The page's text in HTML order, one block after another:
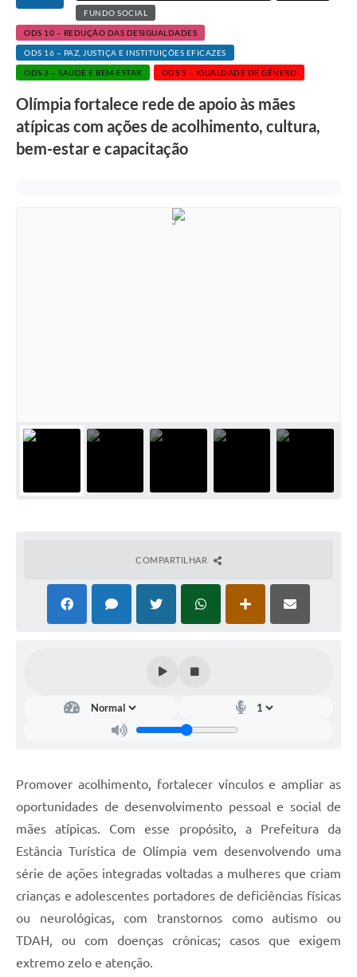
FUNDO SOCIAL
ODS 10 – REDUÇÃO DAS DESIGUALDADES
ODS 16 – PAZ, JUSTIÇA E INSTITUIÇÕES EFICAZES
ODS 3 – SAÚDE E BEM-ESTAR ODS 5 – IGUALDADE DE GÊNERO
Olímpia fortalece rede de apoio às mães
atípicas com ações de acolhimento, cultura,
bem-estar e capacitação
COMPARTILHAR
Promover acolhimento, fortalecer vínculos e ampliar as
oportunidades de desenvolvimento pessoal e social de
mães atípicas. Com esse propósito, a Prefeitura da
Estância Turística de Olímpia vem desenvolvendo uma
série de ações integradas voltadas a mulheres que criam
crianças e adolescentes portadores de deficiências físicas
ou neurológicas, com transtornos como autismo ou
TDAH, ou com doenças crônicas; casos que exigem
extremo zelo e atenção.